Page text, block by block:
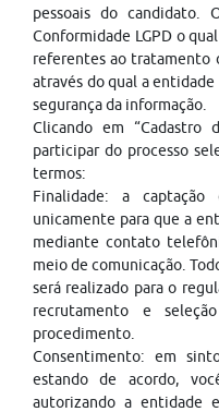
pessoais do candidato.
Conformidade LGPD o
referentes ao tratamento
através do qual a
segurança da informação.
Clicando em “Cadastro
participar do processo
termos:
Finalidade: a captação
unicamente para que a
mediante contato
meio de comunicação.
será realizado para o
recrutamento e
procedimento.
Consentimento: em
estando de acordo,
autorizando a entidade